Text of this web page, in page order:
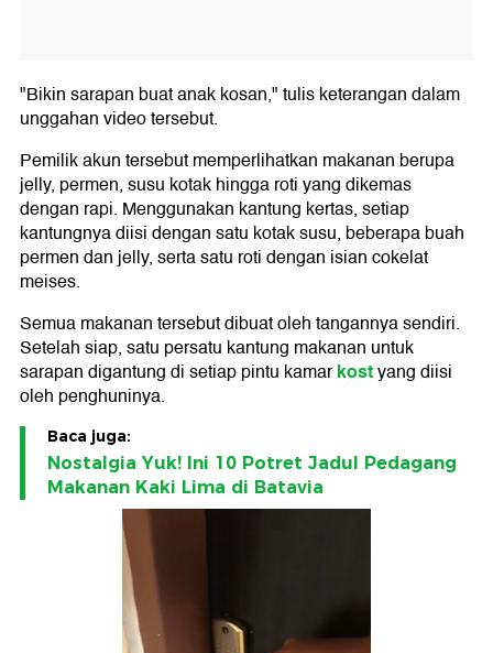
"Bikin sarapan buat anak kosan," tulis keterangan dalam
unggahan video tersebut.
Pemilik akun tersebut memperlihatkan makanan berupa
jelly, permen, susu kotak hingga roti yang dikemas
dengan rapi. Menggunakan kantung kertas, setiap
kantungnya diisi dengan satu kotak susu, beberapa buah
permen dan jelly, serta satu roti dengan isian cokelat
meises.
Semua makanan tersebut dibuat oleh tangannya sendiri.
Setelah siap, satu persatu kantung makanan untuk
sarapan digantung di setiap pintu kamarkostyang diisi
oleh penghuninya.
Baca juga:
Nostalgia Yuk! Ini 10 Potret Jadul Pedagang
Makanan Kaki Lima di Batavia